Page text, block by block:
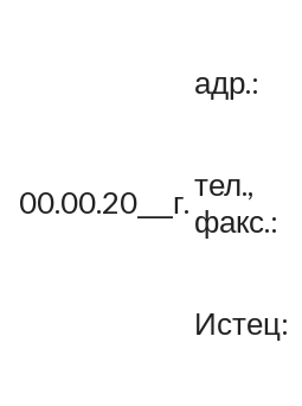
адр.:
00.00.20___г.тел.,
факс.:
Истец: